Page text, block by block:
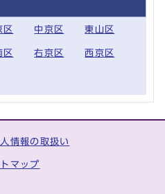
区 中京区 東山区
区 右京区 西京区
情報の取扱い
マップ